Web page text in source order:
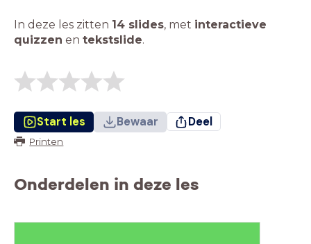
In deze les zitten 14 slides, met interactieve
quizzen en tekstslide.
Start les Bewaar Deel
Printen
Onderdelen in deze les